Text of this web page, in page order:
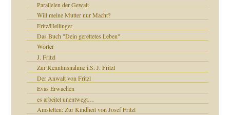
Parallelen der Gewalt
Will meine Mutter nur Macht?
Fritz/Hellinger
Das Buch "Dein gerettetes Leben"
Wörter
J. Fritzl
Zur Kenntnisnahme i.S. J. Fritzl
Der Anwalt von Fritzl
Evas Erwachen
es arbeitet unentwegt…
Amstetten: Zur Kindheit von Josef Fritzl